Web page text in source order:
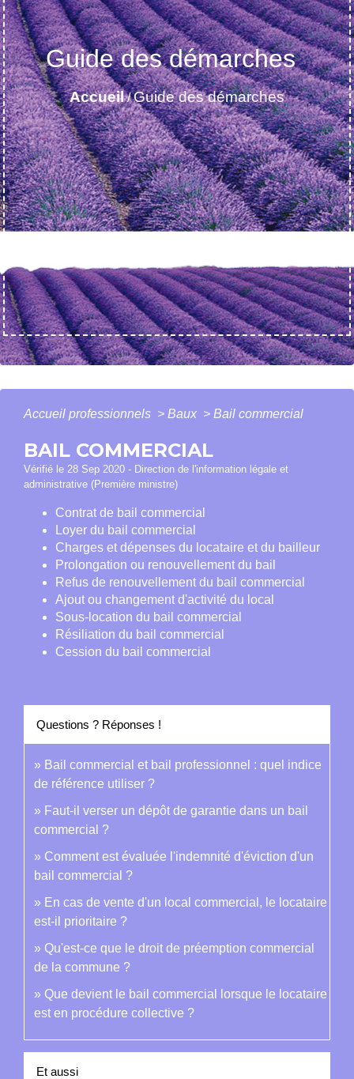
Guide des démarches
Accueil/Guide des démarches
Accueil professionnels > Baux > Bail commercial
BAIL COMMERCIAL
Vérifié le 28 Sep 2020 - Direction de l'information légale et
administrative (Première ministre)
Contrat de bail commercial
Loyer du bail commercial
Charges et dépenses du locataire et du bailleur
Prolongation ou renouvellement du bail
Refus de renouvellement du bail commercial
Ajout ou changement d'activité du local
Sous-location du bail commercial
Résiliation du bail commercial
Cession du bail commercial
Questions ? Réponses !
Bail commercial et bail professionnel : quel indice
de référence utiliser ?
Faut-il verser un dépôt de garantie dans un bail
commercial ?
Comment est évaluée l'indemnité d'éviction d'un
bail commercial ?
En cas de vente d'un local commercial, le locataire
est-il prioritaire ?
Qu'est-ce que le droit de préemption commercial
de la commune ?
Que devient le bail commercial lorsque le locataire
est en procédure collective ?
Et aussi